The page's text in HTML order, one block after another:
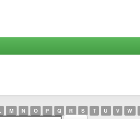
M N O P Q R S T U V W